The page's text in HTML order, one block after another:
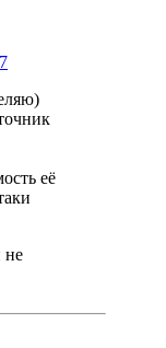
её
не